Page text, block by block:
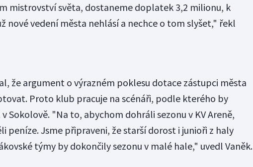
mistrovství světa, dostaneme doplatek 3,2 milionu, k
nové vedení města nehlásí a nechce o tom slyšet," řekl
že argument o výrazném poklesu dotace zástupci města
Proto klub pracuje na scénáři, podle kterého by
Sokolově. "Na to, abychom dohráli sezonu v KV Areně,
peníze. Jsme připraveni, že starší dorost i junioři z haly
týmy by dokončily sezonu v malé hale," uvedl Vaněk.